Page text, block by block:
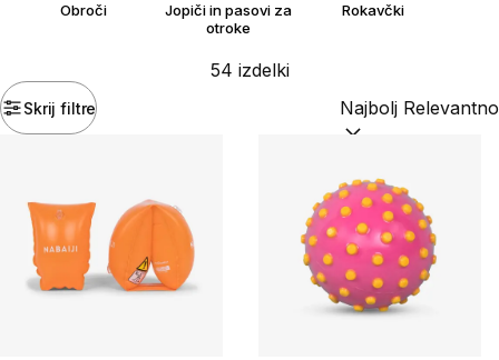
Obroči
Jopiči in pasovi za
otroke
Rokavčki
Skrij filtre
54 izdelki
Razvrsti po: